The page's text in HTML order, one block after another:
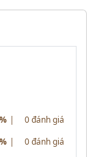
| 0 đánh giá
| 0 đánh giá